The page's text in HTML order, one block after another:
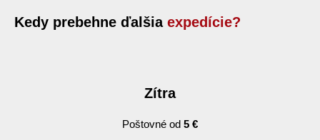
Kedy prebehne ďalšia expedície?
Zítra
Poštovné od 5 €